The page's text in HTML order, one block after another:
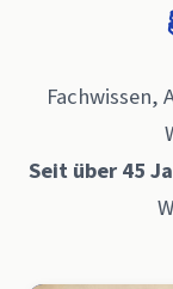
Fachwissen,
Seit über 45